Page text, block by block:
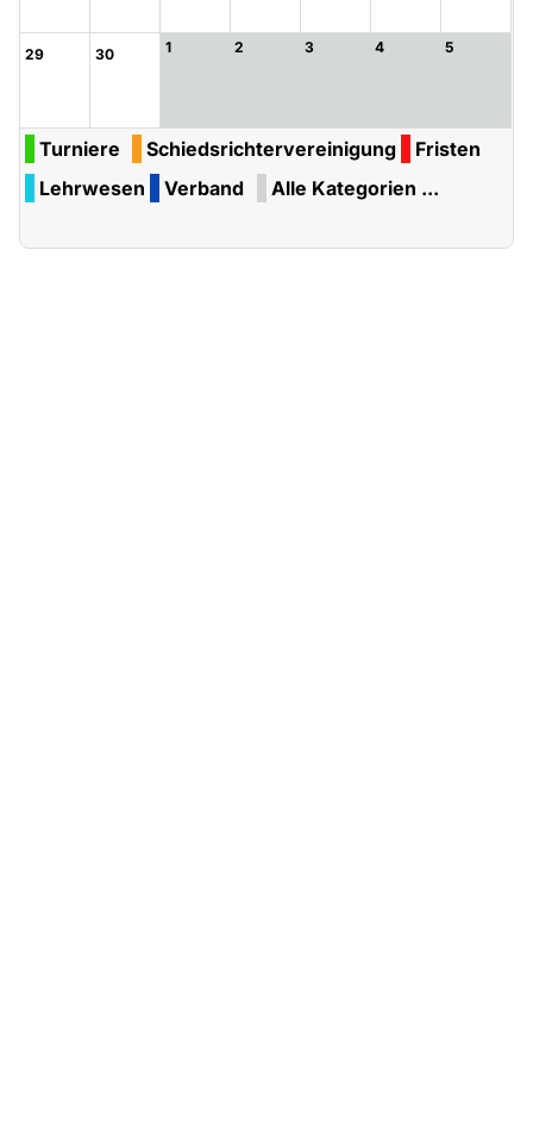
29 30 1 2 3 4 5
Turniere Schiedsrichtervereinigung
Fristen
Lehrwesen
Verband Alle Kategorien ...